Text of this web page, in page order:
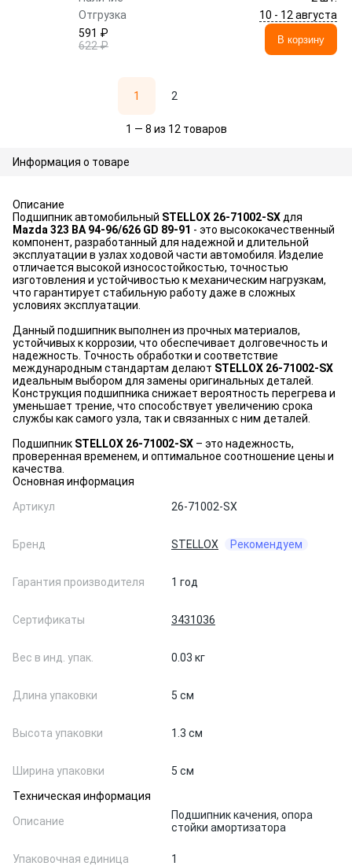
Отгрузка
10 - 12 августа
591 ₽
622 ₽
В корзину
1 2
1 — 8 из 12 товаров
Информация о товаре
Описание
Подшипник автомобильный STELLOX 26-71002-SX для
Mazda 323 BA 94-96/626 GD 89-91 - это высококачественный
компонент, разработанный для надежной и длительной
эксплуатации в узлах ходовой части автомобиля. Изделие
отличается высокой износостойкостью, точностью
изготовления и устойчивостью к механическим нагрузкам,
что гарантирует стабильную работу даже в сложных
условиях эксплуатации.
Данный подшипник выполнен из прочных материалов,
устойчивых к коррозии, что обеспечивает долговечность и
надежность. Точность обработки и соответствие
международным стандартам делают STELLOX 26-71002-SX
идеальным выбором для замены оригинальных деталей.
Конструкция подшипника снижает вероятность перегрева и
уменьшает трение, что способствует увеличению срока
службы как самого узла, так и связанных с ним деталей.
Подшипник STELLOX 26-71002-SX – это надежность,
проверенная временем, и оптимальное соотношение цены и
качества.
Основная информация
Артикул
26-71002-SX
Бренд STELLOX Рекомендуем
Гарантия производителя 1 год
Сертификаты 3431036
Вес в инд. упак. 0.03 кг
Длина упаковки 5 см
Высота упаковки 1.3 см
Ширина упаковки
5 см
Техническая информация
Описание
Подшипник качения, опора
стойки амортизатора
Упаковочная единица 1